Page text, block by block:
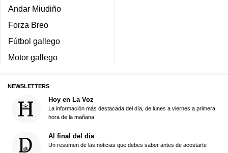
Andar Miudiño
Forza Breo
Fútbol gallego
Motor gallego
NEWSLETTERS
Hoy en La Voz
La información más destacada del día, de lunes a viernes a primera
hora de la mañana
Al final del día
Un resumen de las noticias que debes saber antes de acostarte